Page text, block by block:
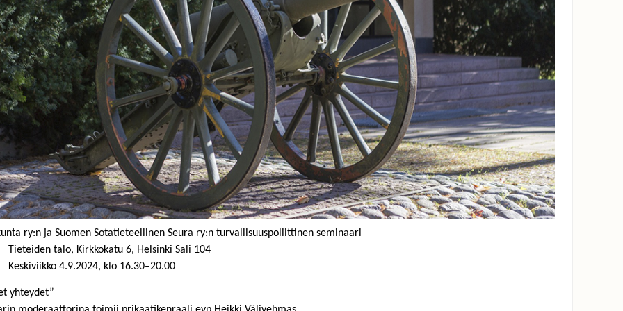
ry:n ja Suomen Sotatieteellinen Seura ry:n turvallisuuspoliittinen seminaari
talo, Kirkkokatu 6, Helsinki Sali 104
4.9.2024, klo 16.30–20.00
yhteydet”